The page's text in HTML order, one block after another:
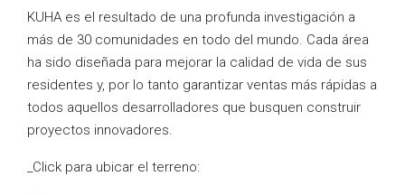
KUHA es el resultado de una profunda investigación a
más de 30 comunidades en todo del mundo. Cada área
ha sido diseñada para mejorar la calidad de vida de sus
residentes y, por lo tanto garantizar ventas más rápidas a
todos aquellos desarrolladores que busquen construir
proyectos innovadores.
_Click para ubicar el terreno: